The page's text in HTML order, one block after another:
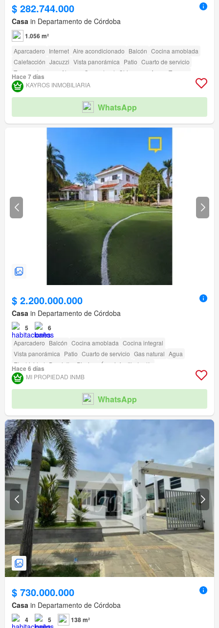
$ 282.744.000
Casa in Departamento de Córdoba
1.056 m²
Aparcadero Internet Aire acondicionado Balcón Cocina amoblada
Calefacción Jacuzzi Vista panorámica Patio Cuarto de servicio
Tanque de agua
Alarma Gas natural Chimenea Agua
Terraza
Seguridad privada Gimnasio
Sauna
Jardín
Acceso para personas con discapacidad
Cancha de tenis
Hace 7 días
KAYROS INMOBILIARIA
WhatsApp
$ 2.200.000.000
Casa in Departamento de Córdoba
5 6
Aparcadero Balcón Cocina amoblada Cocina integral
Vista panorámica Patio Cuarto de servicio Gas natural Agua
Electricidad Depósito Piscina Área infantil
Jardín
Acceso para personas con discapacidad
Hace 6 días
MI PROPIEDAD INMB
WhatsApp
$ 730.000.000
Casa in Departamento de Córdoba
4 5
138 m²